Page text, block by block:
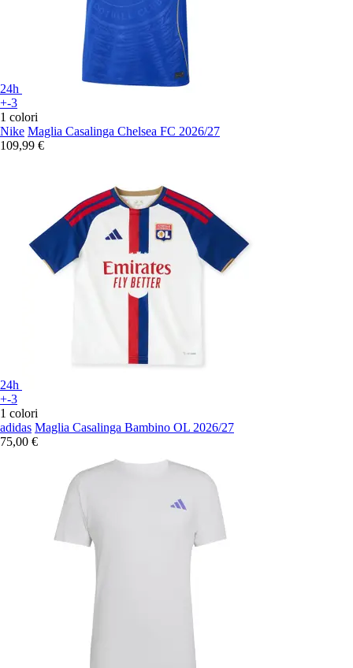
24h
+-3
1 colori
Nike Maglia Casalinga Chelsea FC 2026/27
109,99 €
24h
+-3
1 colori
adidas Maglia Casalinga Bambino OL 2026/27
75,00 €